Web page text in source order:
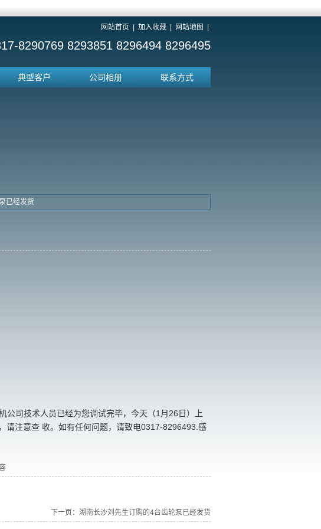
网站首页 加入收藏 网站地图
8290769 8293851 8296494 8296495
联系方式
公司相册
典型客户
已经发货
公司技术人员已经为您调试完毕，今天（1月26日）上
请注意查 收。如有任何问题，请致电0317-8296493.感
下一页： 湖南长沙刘先生订购的4台齿轮泵已经发货